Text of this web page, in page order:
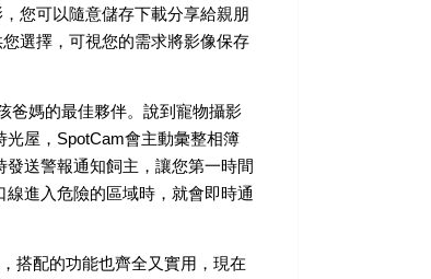
，您可以隨意儲存下載分享給親朋
選擇，可視您的需求將影像保存
爸媽的最佳夥伴。說到寵物攝影
光屋 ，SpotCam會主動彙整相簿
送警報通知飼主，讓您第一時間
進入危險的區域時，就會即時通
搭配的功能也齊全又實用，現在